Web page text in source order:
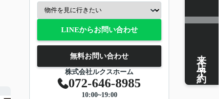
LINEからお問い合わせ
無料お問い合わせ
株式会社ルクスホーム
072-646-8985
10:00~19:00
来店予約